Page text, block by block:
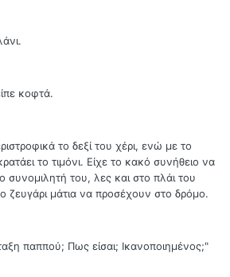
κοφτά.
το δεξί του χέρι, ενώ με το
το τιμόνι. Είχε το κακό συνήθειο να
συνομιλητή του, λες και στο πλάι του
ζευγάρι μάτια να προσέχουν στο δρόμο.
παππού; Πως είσαι; Ικανοποιημένος;"